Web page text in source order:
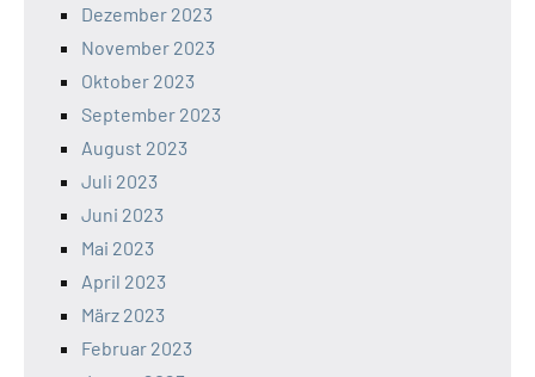
Dezember 2023
November 2023
Oktober 2023
September 2023
August 2023
Juli 2023
Juni 2023
Mai 2023
April 2023
März 2023
Februar 2023